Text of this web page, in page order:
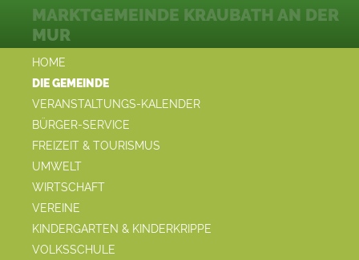
HOME
DIE GEMEINDE
VERANSTALTUNGS-KALENDER
BÜRGER-SERVICE
FREIZEIT & TOURISMUS
UMWELT
WIRTSCHAFT
VEREINE
KINDERGARTEN & KINDERKRIPPE
VOLKSSCHULE
MARKTGEMEINDE KRAUBATH AN DER
MUR